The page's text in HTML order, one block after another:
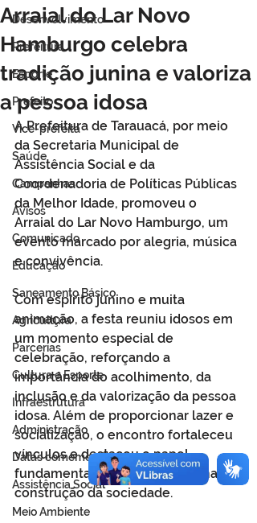
Desenvolvimento
Prefeitura
Esporte
Prefeito
Vice-prefeita
Saúde
Campanhas
Avisos
Comunicado
Educação
Saneamento Básico
Agricultura
Parcerias
Cultura e Esporte
Infraestrutura
Administração
Datas comemorativas
Assistência Social
Meio Ambiente
Arraial do Lar Novo
Hamburgo celebra
tradição junina e valoriza
a pessoa idosa
A Prefeitura de Tarauacá, por meio
da Secretaria Municipal de
Assistência Social e da
Coordenadoria de Políticas Públicas
da Melhor Idade, promoveu o
Arraial do Lar Novo Hamburgo, um
evento marcado por alegria, música
e convivência.
Com espírito junino e muita
animação, a festa reuniu idosos em
um momento especial de
celebração, reforçando a
importância do acolhimento, da
inclusão e da valorização da pessoa
idosa. Além de proporcionar lazer e
socialização, o encontro fortaleceu
vínculos e destacou o papel
fundamental da melhor idade na
construção da sociedade.